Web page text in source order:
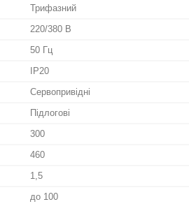
Трифазний
220/380 В
50 Гц
IP20
Сервопривідні
Підлогові
300
460
1,5
до 100